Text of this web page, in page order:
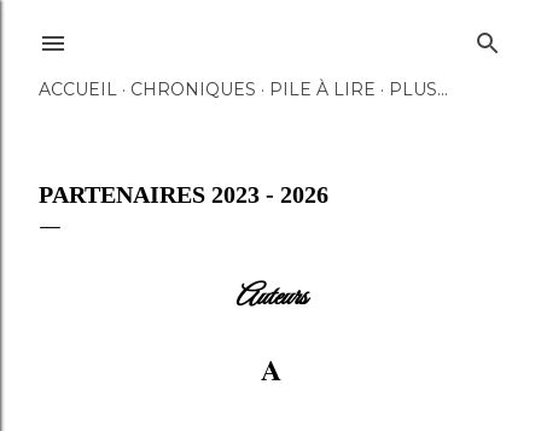
ACCUEIL CHRONIQUES PILE À LIRE PLUS…
PARTENAIRES 2023 - 2026
Auteurs
A